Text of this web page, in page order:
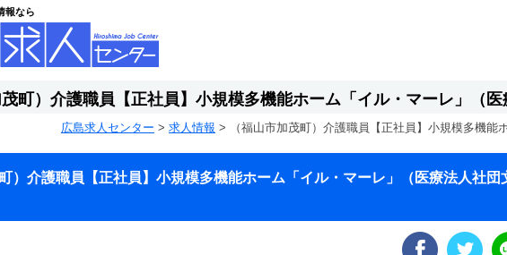
報なら
茂町）介護職員【正社員】小規模多機能ホーム「イル・マーレ」（医
広島求人センター > 求人情報 > （福山市加茂町）介護職員【正社員】小規模多機能
）介護職員【正社員】小規模多機能ホーム「イル・マーレ」（医療法人社団